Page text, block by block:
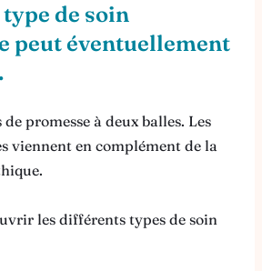
de soin
peut éventuellement
promesse à deux balles. Les
viennent en complément de la
les différents types de soin